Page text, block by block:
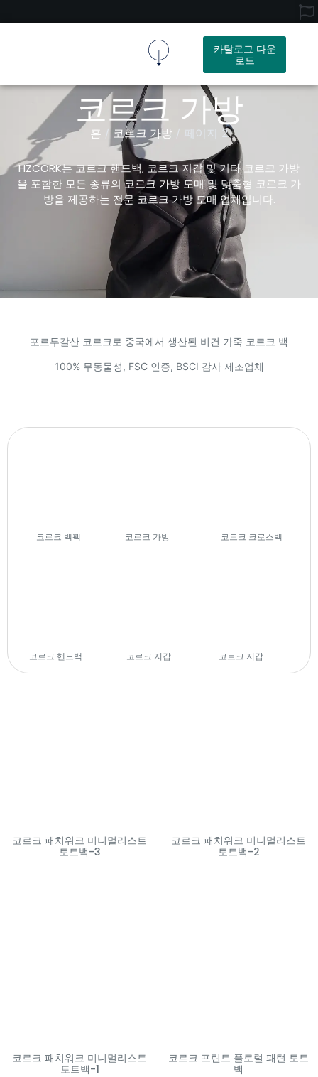
카탈로그 다운
로드
코르크 가방
홈 / 코르크 가방/ 페이지 2
HZCORK는 코르크 핸드백, 코르크 지갑 및 기타 코르크 가방
을 포함한 모든 종류의 코르크 가방 도매 및 맞춤형 코르크 가
방을 제공하는 전문 코르크 가방 도매 업체입니다.
포르투갈산 코르크로 중국에서 생산된 비건 가죽 코르크 백
100% 무동물성, FSC 인증, BSCI 감사 제조업체
코르크 백팩 코르크 가방
코르크 크로스백
코르크 핸드백 코르크 지갑 코르크 지갑
코르크 패치워크 미니멀리스트
토트백-3
코르크 패치워크 미니멀리스트
토트백-2
코르크 패치워크 미니멀리스트
토트백-1
코르크 프린트 플로럴 패턴 토트
백